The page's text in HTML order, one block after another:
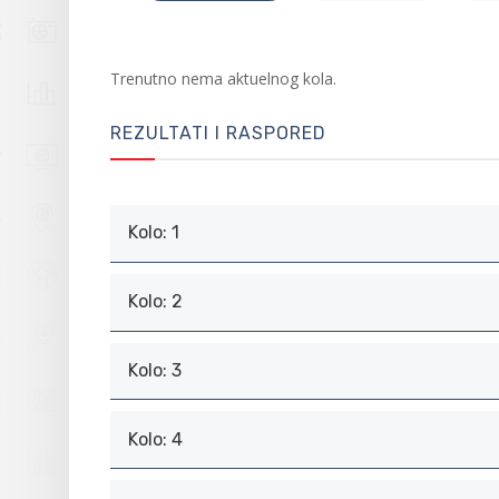
Trenutno nema aktuelnog kola.
REZULTATI I RASPORED
Kolo: 1
Kolo: 2
Kolo: 3
Kolo: 4